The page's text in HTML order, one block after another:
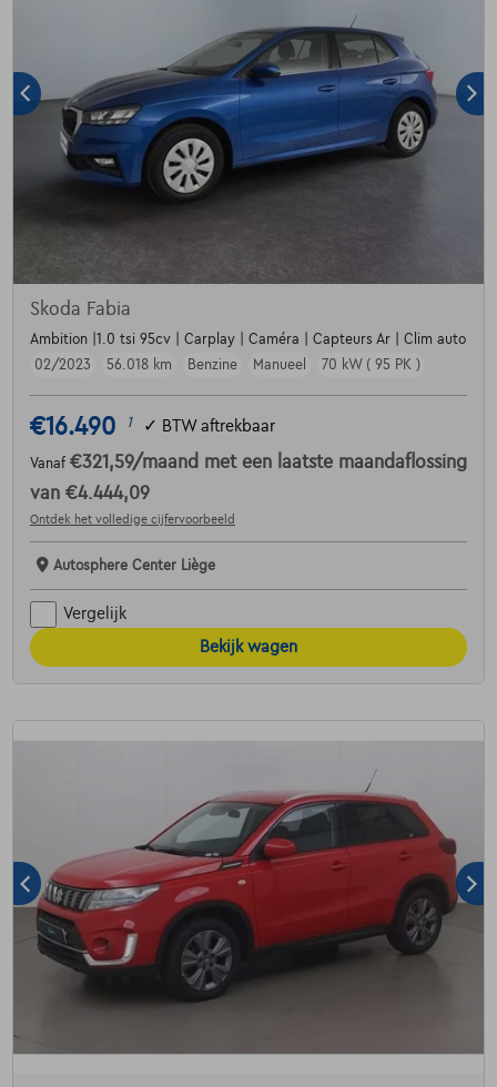
Skoda Fabia
Ambition |1.0 tsi 95cv | Carplay | Caméra | Capteurs Ar | Clim auto
02/2023
56.018 km Benzine Manueel 70 kW ( 95 PK )
€16.490 1 ✓ BTW aftrekbaar
Vanaf €321,59/maand met een laatste maandaflossing
van €4.444,09
Ontdek het volledige cijfervoorbeeld
Autosphere Center Liège
Vergelijk
Bekijk wagen